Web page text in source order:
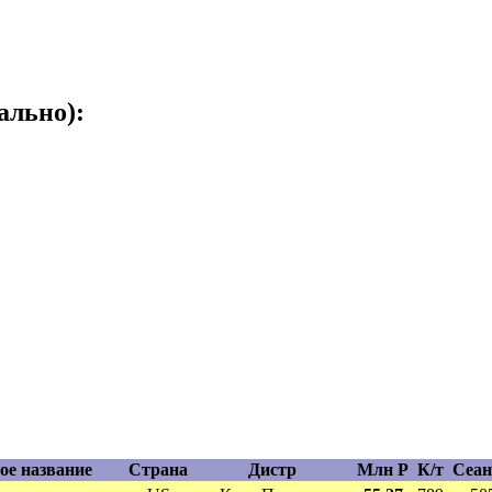
название Страна Дистр Млн Р К/т